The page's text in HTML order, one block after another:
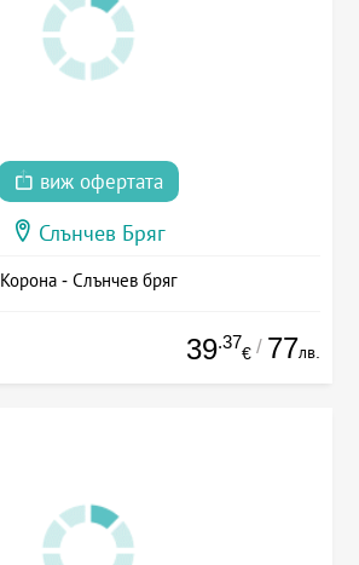
виж офертата
Слънчев Бряг
Корона - Слънчев бряг
39.37
€ / 77лв.